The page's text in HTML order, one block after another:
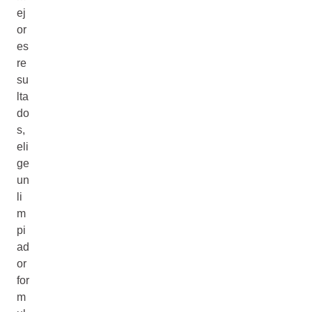
ej
or
es
re
su
lta
do
s,
eli
ge
un
li
m
pi
ad
or
for
m